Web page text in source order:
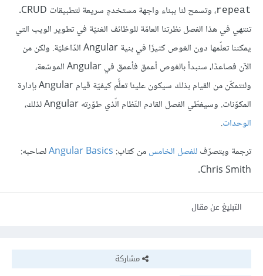
repeat
، وتسمح لنا ببناء واجهة مستخدمٍ سريعة لتطبيقات CRUD.
تنتهي في هذا الفصل نظرتنا العامّة للوظائف الغنيّة في تطوير الويب التي
يمكننا تعلّمها دون الغوص كثيرًا في بنية Angular الدّاخليّة. ولكن من
الآن فصاعدًا، سنبدأ بالغوص أعمق فأعمق في Angular الموسّعة،
ولنتمكّن من القيام بذلك سيكون علينا تعلُّم كيفيّة قيام Angular بإدارة
المكوّنات. وسيغطّي الفصل القادم النّظام الّذي طوّرته Angular لذلك،
الوحدات.
ترجمة وبتصرّفللفصل الخامسمن كتاب: Angular Basicsلصاحبه:
Chris Smith.
التبليغ عن مقال
مشاركة